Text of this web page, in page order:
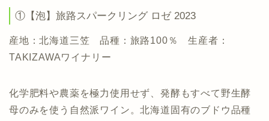
①【泡】旅路スパークリング ロゼ 2023
産地：北海道三笠 品種：旅路100％ 生産者：
TAKIZAWAワイナリー
化学肥料や農薬を極力使用せず、発酵もすべて野生酵
母のみを使う自然派ワイン。北海道固有のブドウ品種